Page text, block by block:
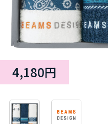
4,180円